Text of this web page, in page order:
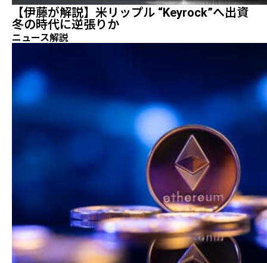
【伊藤が解説】米リップル “Keyrock”へ出資
冬の時代に逆張りか
ニュース解説